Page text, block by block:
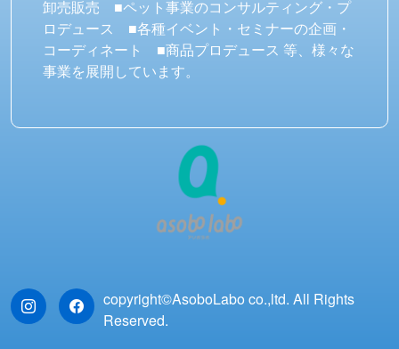
卸売販売 ■ペット事業のコンサルティング・プ
ロデュース ■各種イベント・セミナーの企画・
コーディネート ■商品プロデュース 等、様々な
事業を展開しています。
copyright©AsoboLabo co.,ltd. All Rights
Reserved.